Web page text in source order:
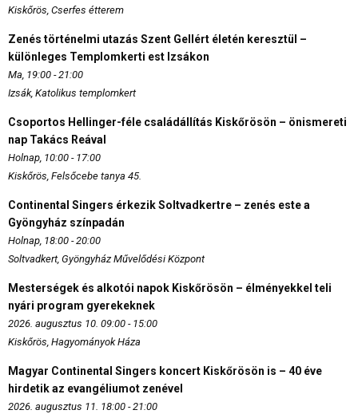
Kiskőrös, Cserfes étterem
Zenés történelmi utazás Szent Gellért életén keresztül –
különleges Templomkerti est Izsákon
Ma, 19:00 - 21:00
Izsák, Katolikus templomkert
Csoportos Hellinger-féle családállítás Kiskőrösön – önismereti
nap Takács Reával
Holnap, 10:00 - 17:00
Kiskőrös, Felsőcebe tanya 45.
Continental Singers érkezik Soltvadkertre – zenés este a
Gyöngyház színpadán
Holnap, 18:00 - 20:00
Soltvadkert, Gyöngyház Művelődési Központ
Mesterségek és alkotói napok Kiskőrösön – élményekkel teli
nyári program gyerekeknek
2026. augusztus 10. 09:00 - 15:00
Kiskőrös, Hagyományok Háza
Magyar Continental Singers koncert Kiskőrösön is – 40 éve
hirdetik az evangéliumot zenével
2026. augusztus 11. 18:00 - 21:00